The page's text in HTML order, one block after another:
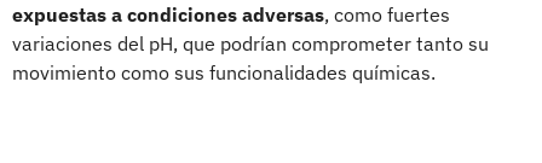
expuestas a condiciones adversas, como fuertes
variaciones del pH, que podrían comprometer tanto su
movimiento como sus funcionalidades químicas.